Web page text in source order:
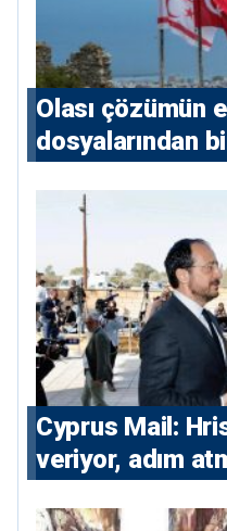
Olası çözümün
dosyalarından
⁠Cyprus Mail:
veriyor, adım